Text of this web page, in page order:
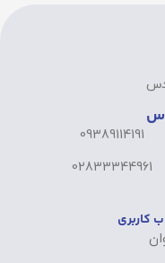
09389114191
02833344961
کاربری